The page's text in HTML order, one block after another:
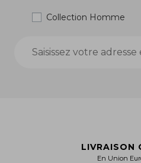
Collection Homme
LIVRAISON
En Union